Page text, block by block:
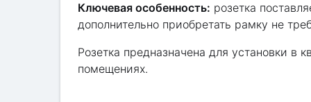
Ключевая особенность: розетка
дополнительно приобретать рамку не
Розетка предназначена для установки
помещениях.